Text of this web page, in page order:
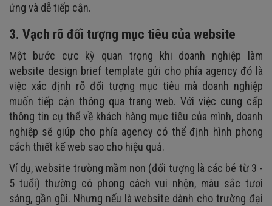
ứng và dễ tiếp cận.
3. Vạch rõ đối tượng mục tiêu của website
Một bước cực kỳ quan trọng khi doanh nghiệp làm
website design brief template gửi cho phía agency đó là
việc xác định rõ đối tượng mục tiêu mà doanh nghiệp
muốn tiếp cận thông qua trang web. Với việc cung cấp
thông tin cụ thể về khách hàng mục tiêu của mình, doanh
nghiệp sẽ giúp cho phía agency có thể định hình phong
cách thiết kế web sao cho hiệu quả.
Ví dụ, website trường mầm non (đối tượng là các bé từ 3 -
5 tuổi) thường có phong cách vui nhộn, màu sắc tươi
sáng, gần gũi. Nhưng nếu là website dành cho trường đại